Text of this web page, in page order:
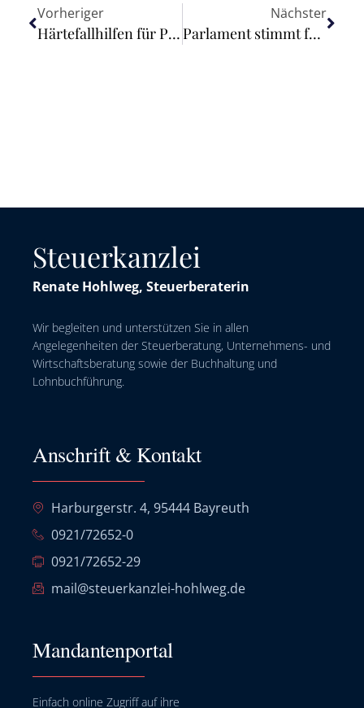
Vorheriger
Härtefallhilfen für Privathaushalte kommen
Nächster
Parlament stimmt für umgestaltete EU-Produktsicherheitsvorschriften
Steuerkanzlei
Renate Hohlweg, Steuerberaterin
Wir begleiten und unterstützen Sie in allen
Angelegenheiten der Steuerberatung, Unternehmens- und
Wirtschaftsberatung sowie der Buchhaltung und
Lohnbuchführung.
Anschrift & Kontakt
Harburgerstr. 4, 95444 Bayreuth
0921/72652-0
0921/72652-29
mail@steuerkanzlei-hohlweg.de
Mandantenportal
Einfach online Zugriff auf ihre